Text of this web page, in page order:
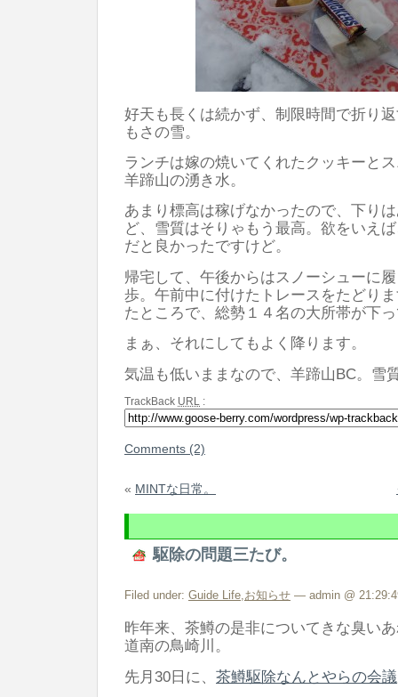
好天も長くは続かず、制限時間で折り
もさの雪。
ランチは嫁の焼いてくれたクッキーと
羊蹄山の湧き水。
あまり標高は稼げなかったので、下り
ど、雪質はそりゃもう最高。欲をいえ
だと良かったですけど。
帰宅して、午後からはスノーシューに
歩。午前中に付けたトレースをたどり
たところで、総勢１４名の大所帯が下
まぁ、それにしてもよく降ります。
気温も低いままなので、羊蹄山BC。雪
TrackBack URL :
Comments (2)
« MINTな日常。
駆除の問題三たび。
Filed under: Guide Life,お知らせ — admin @
昨年来、茶鱒の是非についてきな臭い
道南の鳥崎川。
先月30日に、 茶鱒駆除なんとやらの会議